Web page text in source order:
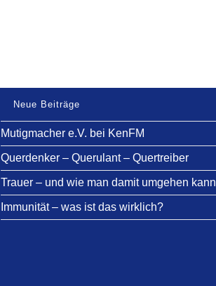
Neue Beiträge
Mutigmacher e.V. bei KenFM
Querdenker – Querulant – Quertreiber
Trauer – und wie man damit umgehen kann
Immunität – was ist das wirklich?